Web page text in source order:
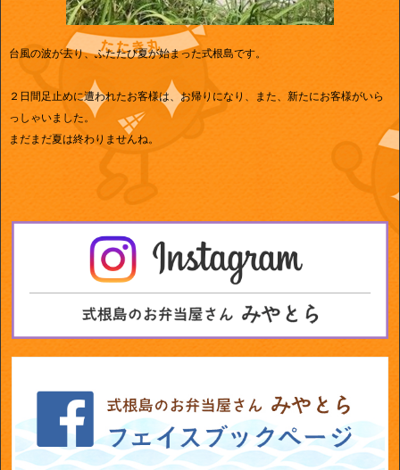
台風の波が去り、ふたたび夏が始まった式根島です。
２日間足止めに遭われたお客様は、お帰りになり、また、新たにお客様がいら
っしゃいました。
まだまだ夏は終わりませんね。